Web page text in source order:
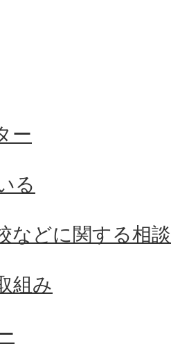
ー
る
などに関する相談
組み